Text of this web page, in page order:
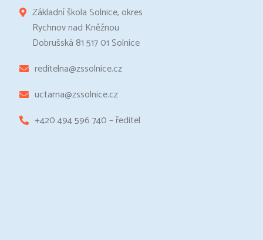
Základní škola Solnice, okres
Rychnov nad Kněžnou
Dobrušská 81 517 01 Solnice
reditelna@zssolnice.cz
uctarna@zssolnice.cz
+420 494 596 740 – ředitel